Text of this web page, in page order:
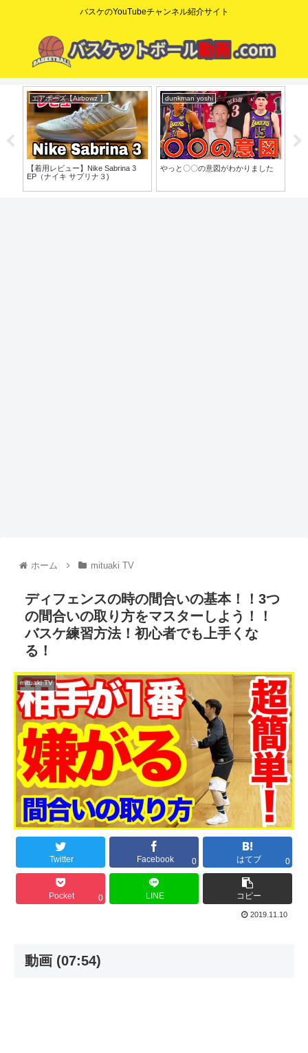
バスケのYouTubeチャンネル紹介サイト
エアボーズ【Airbowz 】
【着用レビュー】Nike Sabrina 3
EP（ナイキ サブリナ３)
dunkman yoshi
やっと〇〇の意図がわかりました
ホーム mituaki TV
ディフェンスの時の間合いの基本！！3つ
の間合いの取り方をマスターしよう！！
バスケ練習方法！初心者でも上手くな
る！
mituaki TV
Twitter Facebook 0 はてブ 0
Pocket 0 LINE コピー
2019.11.10
動画 (07:54)